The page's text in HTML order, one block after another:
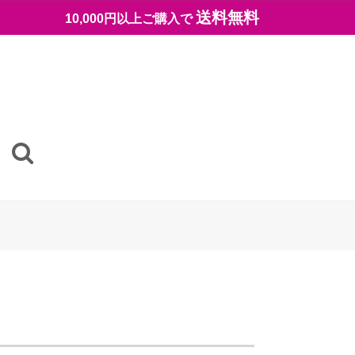
10,000円以上ご購入で 送料無料